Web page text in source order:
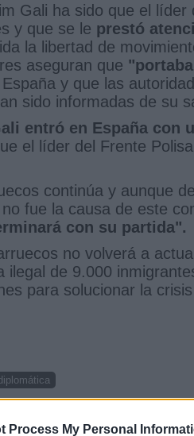
Process My Personal
Gali ha sido que el líder
y que se le prestó
la libertad de
aseguran que
y que las
sido informadas de su
entró en España con
el líder del Frente
continúa y aunque
fue la causa de este
con su partida".
no volverá a
de 9.000
para solucionar la